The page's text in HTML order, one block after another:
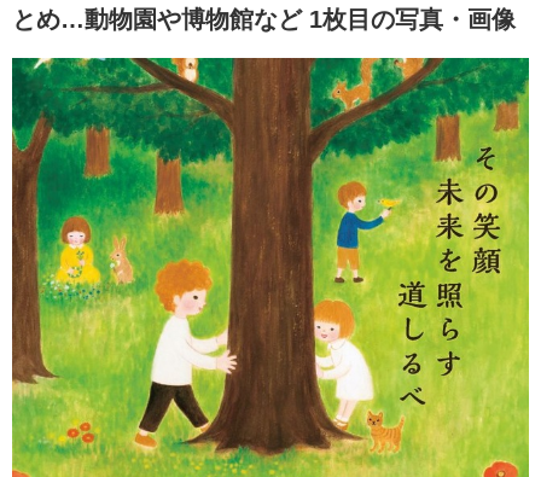
とめ…動物園や博物館など 1枚目の写真・画像